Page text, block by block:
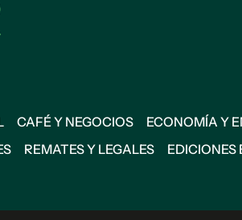
CAFÉ Y NEGOCIOS ECONOMÍA Y
REMATES Y LEGALES EDICIONES